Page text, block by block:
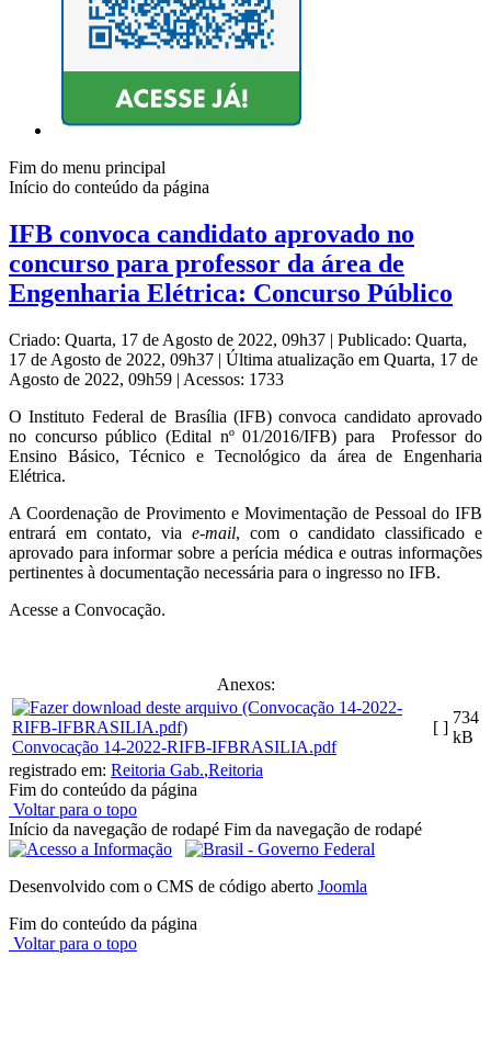
Fim do menu principal
Início do conteúdo da página
IFB convoca candidato aprovado no
concurso para professor da área de
Engenharia Elétrica: Concurso Público
Criado: Quarta, 17 de Agosto de 2022, 09h37 | Publicado: Quarta,
17 de Agosto de 2022, 09h37 | Última atualização em Quarta, 17 de
Agosto de 2022, 09h59 | Acessos: 1733
O Instituto Federal de Brasília (IFB) convoca candidato aprovado
no concurso público (Edital nº 01/2016/IFB) para Professor do
Ensino Básico, Técnico e Tecnológico da área de Engenharia
Elétrica.
A Coordenação de Provimento e Movimentação de Pessoal do IFB
entrará em contato, via e-mail, com o candidato classificado e
aprovado para informar sobre a perícia médica e outras informações
pertinentes à documentação necessária para o ingresso no IFB.
Acesse a Convocação.
Anexos:
Convocação 14-2022-RIFB-IFBRASILIA.pdf
[ ]
734
kB
registrado em: Reitoria Gab.,Reitoria
Fim do conteúdo da página
Voltar para o topo
Início da navegação de rodapé Fim da navegação de rodapé
Desenvolvido com o CMS de código aberto Joomla
Fim do conteúdo da página
Voltar para o topo